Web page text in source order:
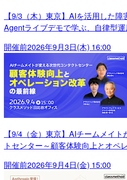
【9/3（木）東京】AIを活用した
Agentライブデモで学ぶ、自律型
開催前2026年9月3日(木) 16:00
【9/4（金）東京】AIチームメイ
トセンター～顧客体験向上とオペ
開催前2026年9月4日(金) 15:00